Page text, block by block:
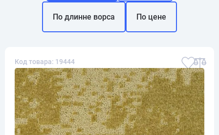
По длинне ворса По цене
Код товара: 19444